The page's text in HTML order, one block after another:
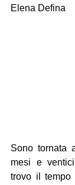
Elena Defina
Sono tornata
mesi e
trovo il tempo